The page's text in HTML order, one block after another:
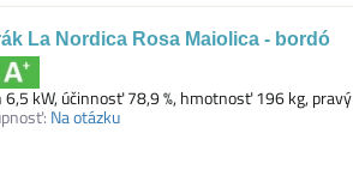
La Nordica Rosa Maiolica - bordó
6,5 kW, účinnosť 78,9 %, hmotnosť 196 kg, pravý
Na otázku